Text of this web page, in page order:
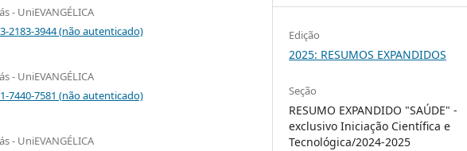
- UniEVANGÉLICA
2183-3944 (não autenticado)
- UniEVANGÉLICA
7440-7581 (não autenticado)
- UniEVANGÉLICA
Edição
2025: RESUMOS EXPANDIDOS
Seção
RESUMO EXPANDIDO "SAÚDE" -
exclusivo Iniciação Científica e
Tecnológica/2024-2025